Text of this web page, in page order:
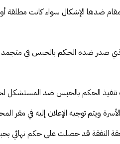
ضدها الإشكال سواء كانت مطلقة
صدر ضده الحكم بالحبس في متجمد
تنفيذ الحكم بالحبس ضد المستشكل
ويتم توجيه الإعلان إليه في مقر
النفقة قد حصلت على حكم نهائي